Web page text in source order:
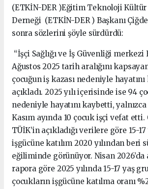
(ETKİN-DER )Eğitim Teknoloji
Derneği (ETKİN-DER ) Başkanı
sonra sözlerini şöyle sürdürdü:
“İşçi Sağlığı ve İş Güvenliği merkezi
Ağustos 2025 tarih aralığını
çocuğun iş kazası nedeniyle
açıkladı. 2025 yılı içerisinde ise 94
nedeniyle hayatını kaybetti, yalnızca
Kasım ayında 10 çocuk işçi vefat
TÜİK’in açıkladığı verilere göre 15-
işgücüne katılım 2020 yılından beri
eğiliminde görünüyor. Nisan 2026’da
rapora göre 2025 yılında 15-17 yaş
çocukların işgücüne katılma oranı